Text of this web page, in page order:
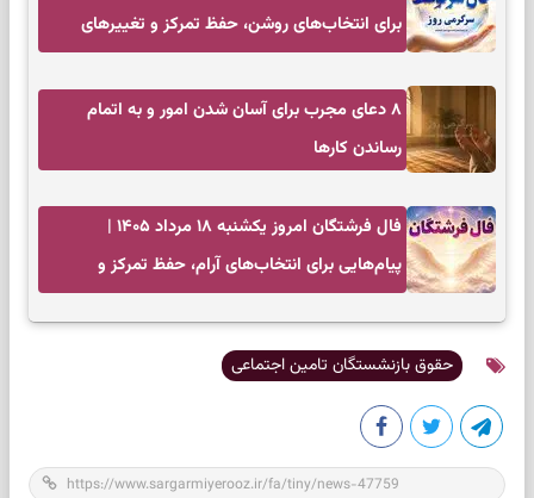
برای انتخاب‌های روشن، حفظ تمرکز و تغییرهای
۸ دعای مجرب برای آسان شدن امور و به اتمام
رساندن کار‌ها
فال فرشتگان امروز یکشنبه ۱۸ مرداد ۱۴۰۵ |
پیام‌هایی برای انتخاب‌های آرام، حفظ تمرکز و
حقوق بازنشستگان تامین اجتماعی